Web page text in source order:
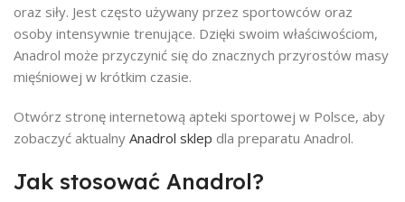
oraz siły. Jest często używany przez sportowców oraz
osoby intensywnie trenujące. Dzięki swoim właściwościom,
Anadrol może przyczynić się do znacznych przyrostów masy
mięśniowej w krótkim czasie.
Otwórz stronę internetową apteki sportowej w Polsce, aby
zobaczyć aktualny Anadrol sklep dla preparatu Anadrol.
Jak stosować Anadrol?